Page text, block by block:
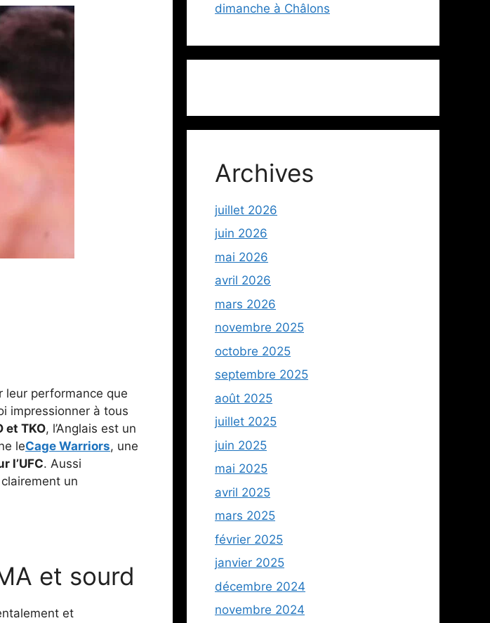
leur performance que
impressionner à tous
et TKO, l’Anglais est un
leCage Warriors, une
l’UFC. Aussi
un
et sourd
et
dimanche à Châlons
Archives
juillet 2026
juin 2026
mai 2026
avril 2026
mars 2026
novembre 2025
octobre 2025
septembre 2025
août 2025
juillet 2025
juin 2025
mai 2025
avril 2025
mars 2025
février 2025
janvier 2025
décembre 2024
novembre 2024